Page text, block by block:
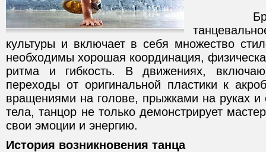
Брейк-
культуры и включает в себя множество
необходимы хорошая координация,
ритма и гибкость. В движениях,
переходы от оригинальной пластики к
вращениями на голове, прыжками на руках и
тела, танцор не только демонстрирует
свои эмоции и энергию.
История возникновения танца